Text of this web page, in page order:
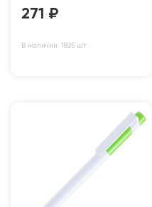
271 ₽
В наличии: 1825 шт